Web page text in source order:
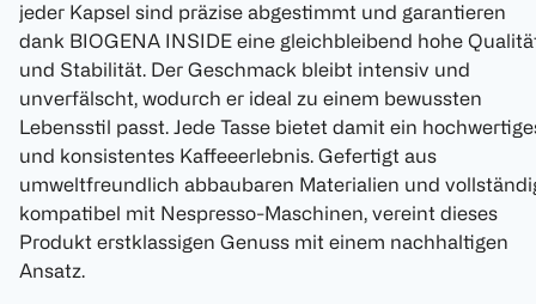
jeder Kapsel sind präzise abgestimmt und garantieren
dank BIOGENA INSIDE eine gleichbleibend hohe
und Stabilität. Der Geschmack bleibt intensiv und
unverfälscht, wodurch er ideal zu einem bewussten
Lebensstil passt. Jede Tasse bietet damit ein
und konsistentes Kaffeeerlebnis. Gefertigt aus
umweltfreundlich abbaubaren Materialien und
kompatibel mit Nespresso-Maschinen, vereint dieses
Produkt erstklassigen Genuss mit einem nachhaltigen
Ansatz.